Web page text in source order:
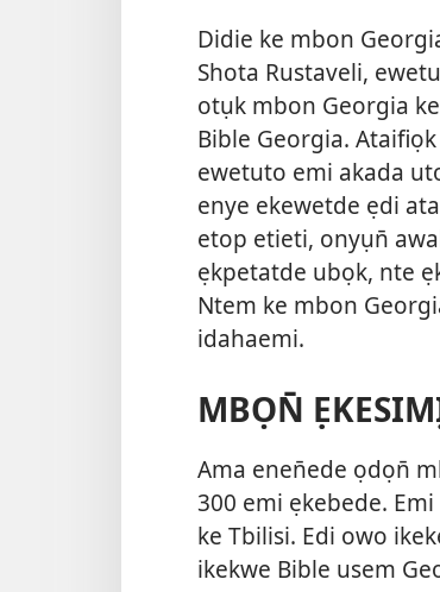
Didie ke mbon
Shota Rustaveli,
otụk mbon Georgia
Bible Georgia.
ewetuto emi akada
enye ekewetde ẹdi
etop etieti, onyụn̄
ẹkpetatde ubọk, nte
Ntem ke mbon
idahaemi.
MBỌN̄
Ama enen̄ede ọdọn̄
300 emi ẹkebede.
ke Tbilisi. Edi owo
ikekwe Bible usem